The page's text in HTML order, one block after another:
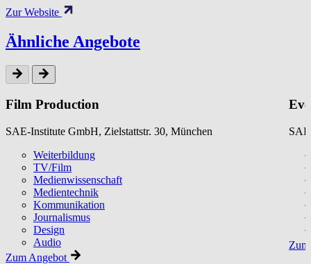
Zur Website
Ähnliche Angebote
Film Production
SAE-Institute GmbH, Zielstattstr. 30, München
Weiterbildung
TV/Film
Medienwissenschaft
Medientechnik
Kommunikation
Journalismus
Design
Audio
Zum Angebot